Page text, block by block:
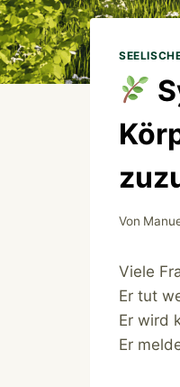
Von
Viele
Er tut
Er wird
Er